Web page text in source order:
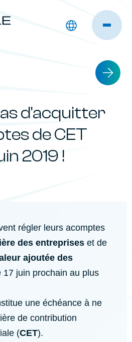
d’acquitter
de CET
2019 !
régler leurs acomptes
des entreprises et de
ajoutée des
17 juin prochain au plus
une échéance à ne
de contribution
(CET).